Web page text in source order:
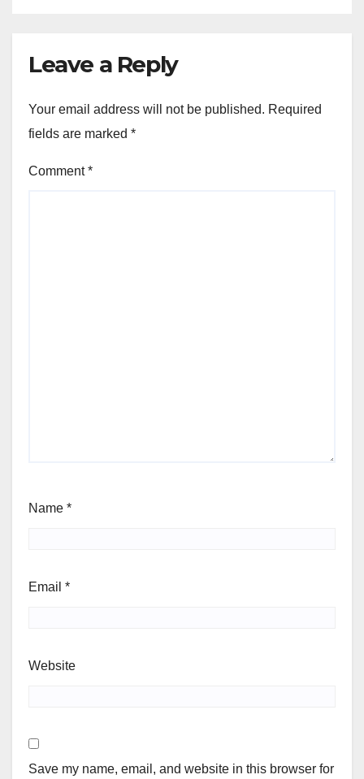
Leave a Reply
Your email address will not be published. Required
fields are marked *
Comment*
Name *
Email *
Website
Save my name, email, and website in this browser for